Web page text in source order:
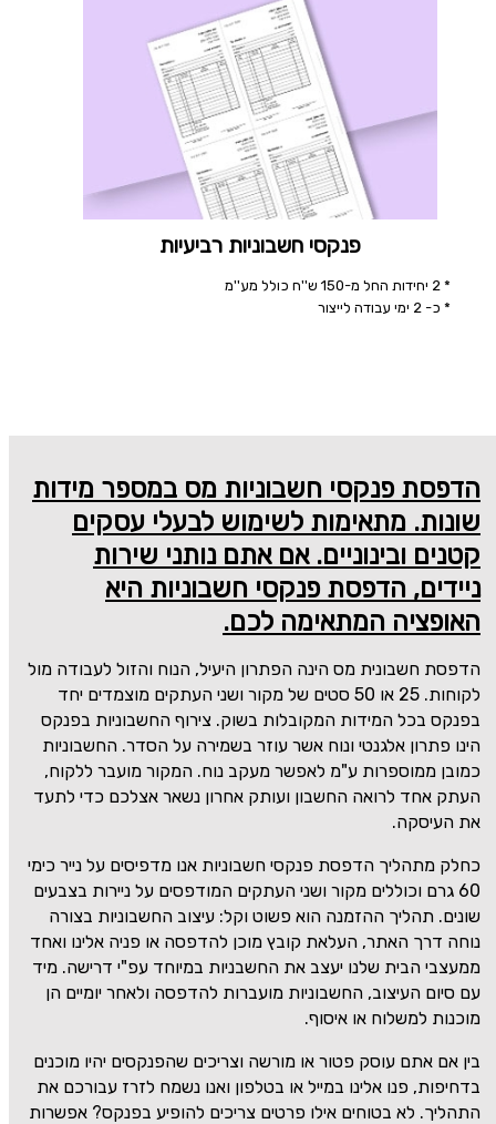
פנקסי חשבוניות רביעיות
* 2 יחידות החל מ-150 ש''ח כולל מע''מ
* כ- 2 ימי עבודה לייצור
הדפסת פנקסי חשבוניות מס במספר מידות
שונות. מתאימות לשימוש לבעלי עסקים
קטנים ובינוניים. אם אתם נותני שירות
ניידים, הדפסת פנקסי חשבוניות היא
האופציה המתאימה לכם.
הדפסת חשבונית מס הינה הפתרון היעיל, הנוח והזול לעבודה מול
לקוחות. 25 או 50 סטים של מקור ושני העתקים מוצמדים יחד
בפנקס בכל המידות המקובלות בשוק. צירוף החשבוניות בפנקס
הינו פתרון אלגנטי ונוח אשר עוזר בשמירה על הסדר. החשבוניות
כמובן ממוספרות ע"מ לאפשר מעקב נוח. המקור מועבר ללקוח,
העתק אחד לרואה החשבון ועותק אחרון נשאר אצלכם כדי לתעד
את העיסקה.
כחלק מתהליך הדפסת פנקסי חשבוניות אנו מדפיסים על נייר כימי
60 גרם וכוללים מקור ושני העתקים המודפסים על ניירות בצבעים
שונים. תהליך ההזמנה הוא פשוט וקל: עיצוב החשבוניות בצורה
נוחה דרך האתר, העלאת קובץ מוכן להדפסה או פניה אלינו ואחד
ממעצבי הבית שלנו יעצב את החשבניות במיוחד עפ"י דרישה. מיד
עם סיום העיצוב, החשבוניות מועברות להדפסה ולאחר יומיים הן
מוכנות למשלוח או איסוף.
בין אם אתם עוסק פטור או מורשה וצריכים שהפנקסים יהיו מוכנים
בדחיפות, פנו אלינו במייל או בטלפון ואנו נשמח לזרז עבורכם את
התהליך. לא בטוחים אילו פרטים צריכים להופיע בפנקס? אפשרות